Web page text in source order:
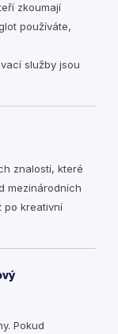
zkoumají
používáte,
služby jsou
znalostí, které
mezinárodních
po kreativní
Pokud